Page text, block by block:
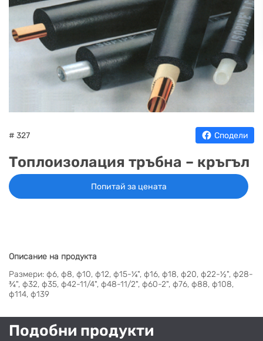
КАМИНИ
ДЪРВА
KАМИНИ
НА
КОТЛИ
KОТЛИ
НА
ГАЗ
# 327 Сподели
Топлоизолация тръбна – кръгъл
Попитай за цената
Описание на продукта
Размери: ф6, ф8, ф10, ф12, ф15-¼", ф16, ф18, ф20, ф22-½", ф28-
¾", ф32, ф35, ф42-11/4", ф48-11/2", ф60-2", ф76, ф88, ф108,
ф114, ф139
Подобни продукти